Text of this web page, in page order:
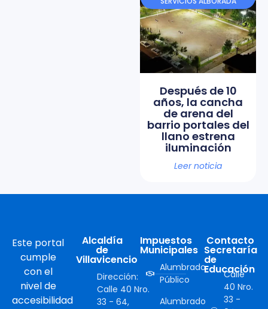
Después de 10
años, la cancha
de arena del
barrio portales del
llano estrena
iluminación
Leer noticia
Este portal
cumple
con el
nivel de
accesibilidad
Alcaldía
de
Villavicencio
Dirección:
Calle 40 Nro.
33 - 64,
Impuestos
Municipales
Alumbrado
Público
Alumbrado
Contacto
Secretaría
de
Educación
Calle
40 Nro.
33 -